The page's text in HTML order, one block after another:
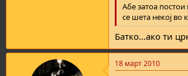
Абе затоа
се шета некој во
Батко...ако ти
18 март 2010